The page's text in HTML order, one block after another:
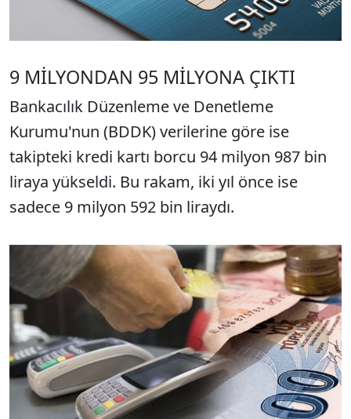
9 MİLYONDAN 95 MİLYONA ÇIKTI
Bankacılık Düzenleme ve Denetleme
Kurumu'nun (BDDK) verilerine göre ise
takipteki kredi kartı borcu 94 milyon 987 bin
liraya yükseldi. Bu rakam, iki yıl önce ise
sadece 9 milyon 592 bin liraydı.